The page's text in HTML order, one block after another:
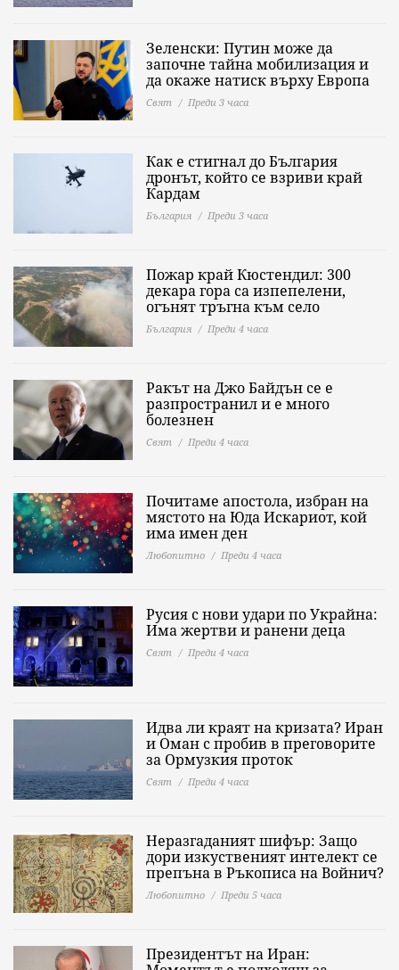
Зеленски: Путин може да
започне тайна мобилизация и
да окаже натиск върху Европа
Свят Преди 3 часа
Как е стигнал до България
дронът, който се взриви край
Кардам
България Преди 3 часа
Пожар край Кюстендил: 300
декара гора са изпепелени,
огънят тръгна към село
България Преди 4 часа
Ракът на Джо Байдън се е
разпространил и е много
болезнен
Свят Преди 4 часа
Почитаме апостола, избран на
мястото на Юда Искариот, кой
има имен ден
Любопитно Преди 4 часа
Русия с нови удари по Украйна:
Има жертви и ранени деца
Свят Преди 4 часа
Идва ли краят на кризата? Иран
и Оман с пробив в преговорите
за Ормузкия проток
Свят Преди 4 часа
Неразгаданият шифър: Защо
дори изкуственият интелект се
препъна в Ръкописа на Войнич?
Любопитно Преди 5 часа
Президентът на Иран: